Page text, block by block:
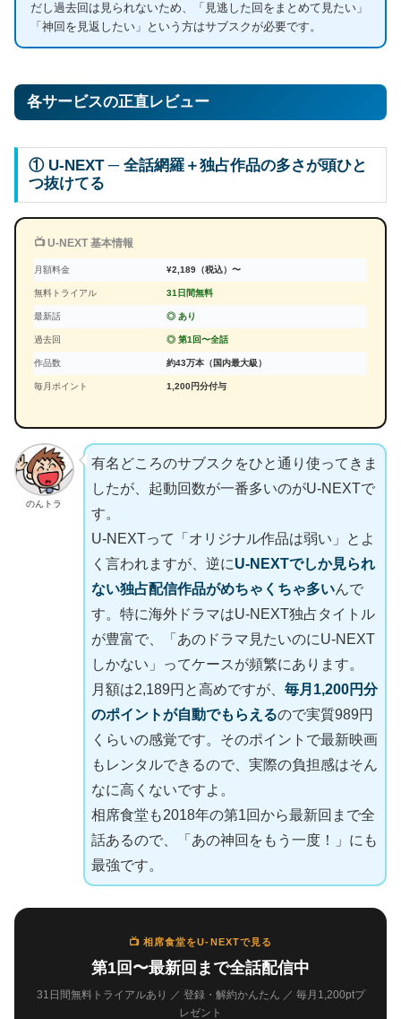
だし過去回は見られないため、「見逃した回をまとめて見たい」
「神回を見返したい」という方はサブスクが必要です。
各サービスの正直レビュー
① U-NEXT ─ 全話網羅＋独占作品の多さが頭ひと
つ抜けてる
📺 U-NEXT 基本情報
月額料金 ¥2,189（税込）〜
無料トライアル 31日間無料
最新話 ◎ あり
過去回 ◎ 第1回〜全話
作品数 約43万本（国内最大級）
毎月ポイント 1,200円分付与
のんトラ
有名どころのサブスクをひと通り使ってきま
したが、起動回数が一番多いのがU-NEXTで
す。
U-NEXTって「オリジナル作品は弱い」とよ
く言われますが、逆にU-NEXTでしか見られ
ない独占配信作品がめちゃくちゃ多いんで
す。特に海外ドラマはU-NEXT独占タイトル
が豊富で、「あのドラマ見たいのにU-NEXT
しかない」ってケースが頻繁にあります。
月額は2,189円と高めですが、 毎月1,200円分
のポイントが自動でもらえるので実質989円
くらいの感覚です。そのポイントで最新映画
もレンタルできるので、実際の負担感はそん
なに高くないですよ。
相席食堂も2018年の第1回から最新回まで全
話あるので、「あの神回をもう一度！」にも
最強です。
📺 相席食堂をU-NEXTで見る
第1回〜最新回まで全話配信中
31日間無料トライアルあり ／ 登録・解約かんたん ／ 毎月1,200ptプ
レゼント